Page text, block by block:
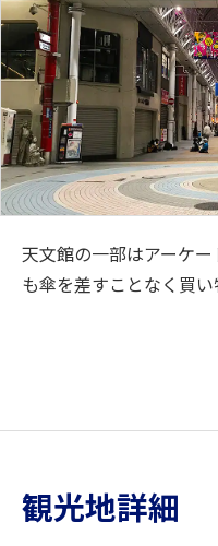
天文館の一部はアーケ
も傘を差すことなく買い
観光地詳細